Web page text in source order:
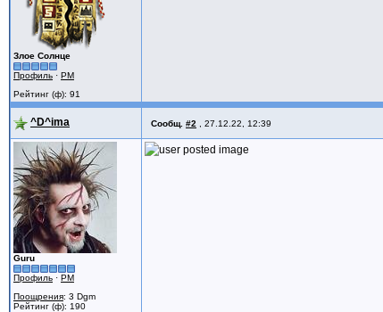
Злое Солнце
Профиль · PM
Рейтинг (ф): 91
^D^ima Сообщ. #2 27.12.22, 12:39
Guru
Профиль · PM
Поощрения: 3 Dgm
Рейтинг (ф): 190